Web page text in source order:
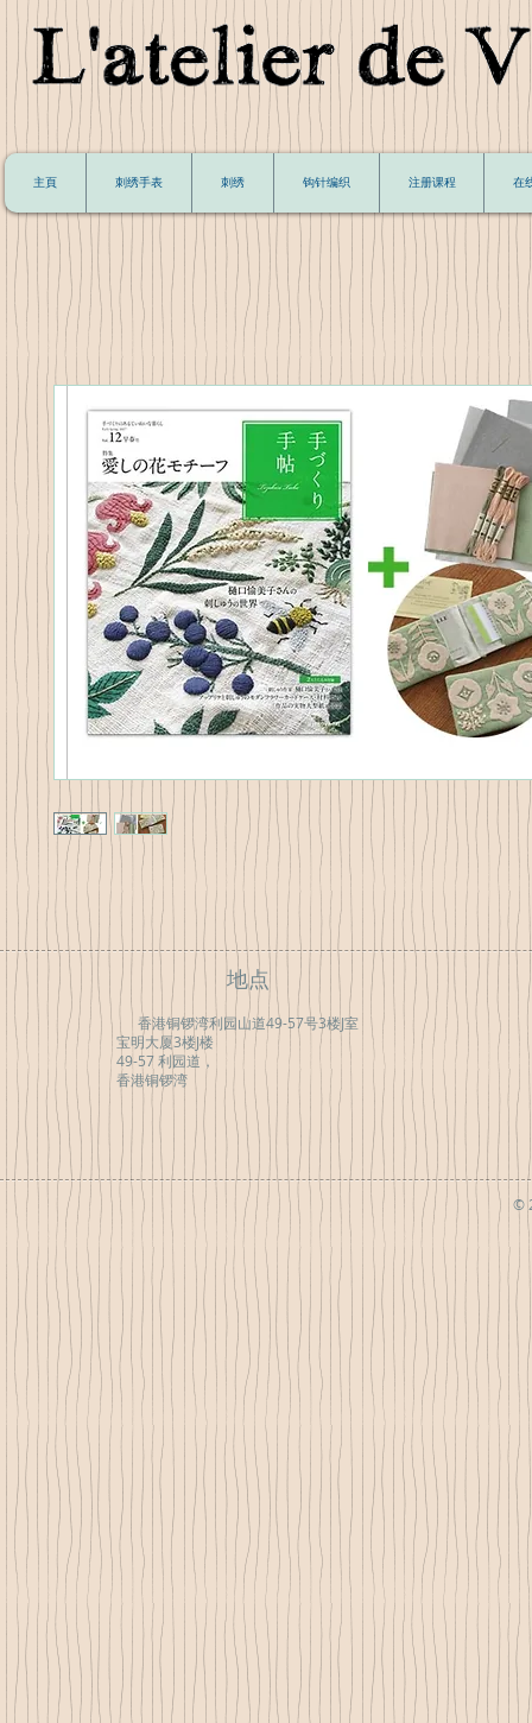
主頁 刺绣手表 刺绣 钩针编织 注册课程 在
地点
香港铜锣湾利园山道49-57号3楼J室
宝明大厦3楼J楼
49-57 利园道，
香港铜锣湾
©